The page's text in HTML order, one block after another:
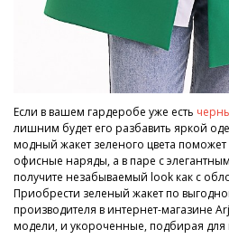
Если в вашем гардеробе уже есть
лишним будет его разбавить яркой
модный жакет зеленого цвета
офисные наряды, а в паре с
получите незабываемый look как с
Приобрести зеленый жакет по
производителя в интернет-магазине
модели, и укороченные, подбирая